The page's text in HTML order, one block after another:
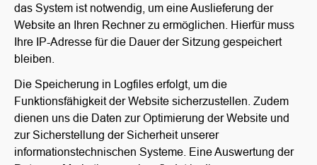
das System ist notwendig, um eine Auslieferung der
Website an Ihren Rechner zu ermöglichen. Hierfür muss
Ihre IP-Adresse für die Dauer der Sitzung gespeichert
bleiben.
Die Speicherung in Logfiles erfolgt, um die
Funktionsfähigkeit der Website sicherzustellen. Zudem
dienen uns die Daten zur Optimierung der Website und
zur Sicherstellung der Sicherheit unserer
informationstechnischen Systeme. Eine Auswertung der